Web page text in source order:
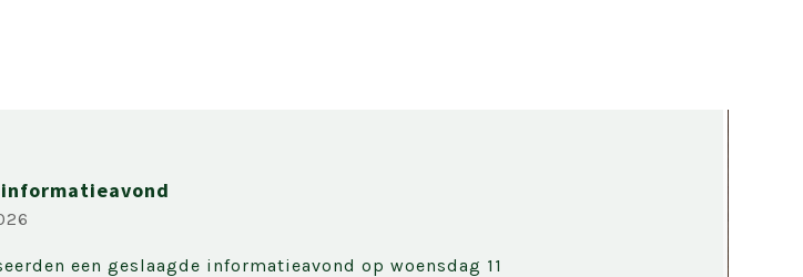
een geslaagde informatieavond op woensdag 11